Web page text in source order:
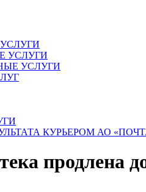
УСЛУГИ
УСЛУГИ
КУРЬЕРОМ АО
продлена